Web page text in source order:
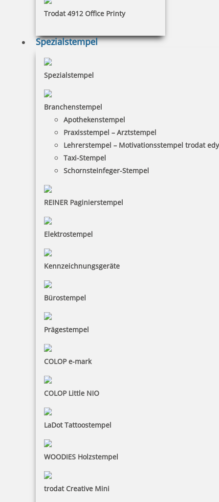
Trodat 4912 Office Printy
Spezialstempel
Spezialstempel
Branchenstempel
Apothekenstempel
Praxisstempel – Arztstempel
Lehrerstempel – Motivationsstempel trodat
Taxi-Stempel
Schornsteinfeger-Stempel
REINER Paginierstempel
Elektrostempel
Kennzeichnungsgeräte
Bürostempel
Prägestempel
COLOP e-mark
COLOP Little NIO
LaDot Tattoostempel
WOODIES Holzstempel
trodat Creative Mini
29,46 €
Trodat Printy 4642 Hochzeitsstempel rund mit Motiv HO - Save
73,78 €
Colop Printer R Outdoorstempel rund mit Tauchstempel-Motiv
48,00 €